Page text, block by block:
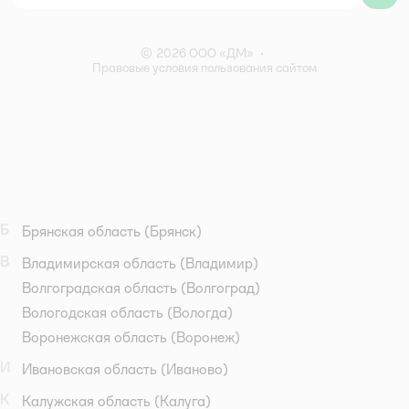
© 2026 ООО «ДМ» •
Правовые условия пользования сайтом
Брянская область (Брянск)
Владимирская область (Владимир)
Волгоградская область (Волгоград)
Вологодская область (Вологда)
Воронежская область (Воронеж)
Ивановская область (Иваново)
Калужская область (Калуга)